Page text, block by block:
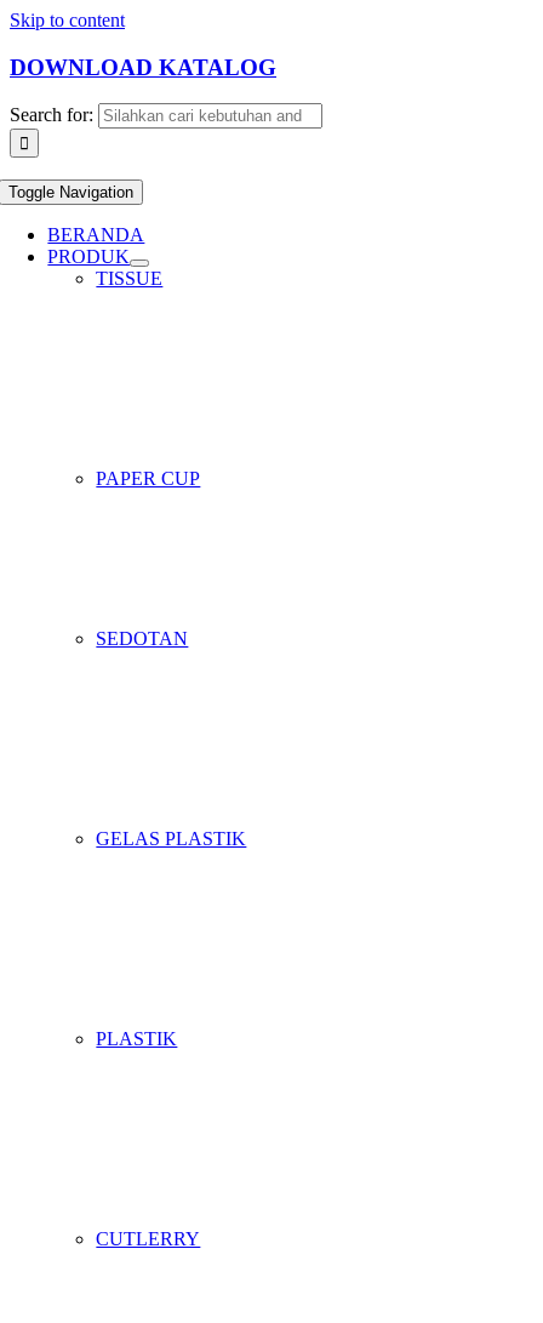
Skip to content
DOWNLOAD KATALOG
Search for:
Toggle Navigation
BERANDA
PRODUK
TISSUE
PAPER CUP
SEDOTAN
GELAS PLASTIK
PLASTIK
CUTLERRY